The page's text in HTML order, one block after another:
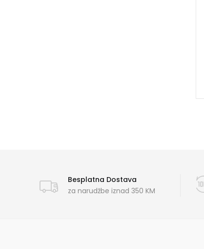
Besplatna Dostava
za narudžbe iznad 350 KM